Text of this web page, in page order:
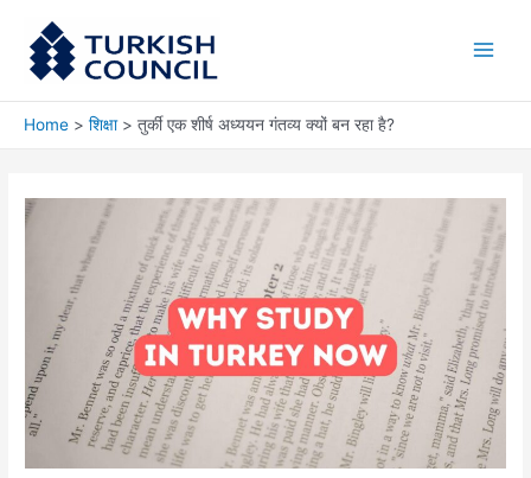
content
Home शिक्षा तुर्की एक शीर्ष अध्ययन गंतव्य क्यों बन रहा है?